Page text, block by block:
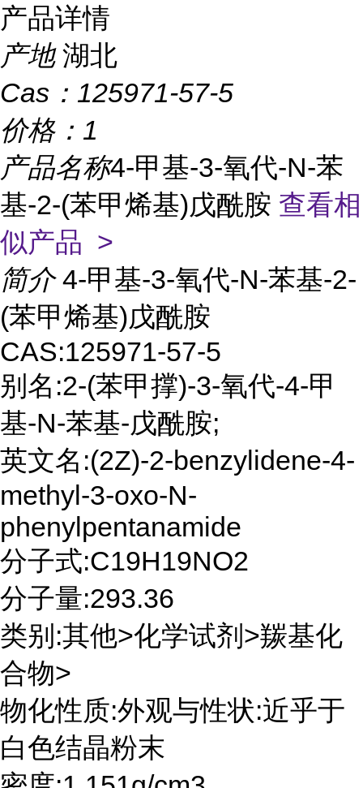
产品详情
产地 湖北
Cas： 125971-57-5
价格： 1
产品名称4-甲基-3-氧代-N-苯
基-2-(苯甲烯基)戊酰胺 查看相
似产品 >
简介 4-甲基-3-氧代-N-苯基-2-
(苯甲烯基)戊酰胺
CAS:125971-57-5
别名:2-(苯甲撑)-3-氧代-4-甲
基-N-苯基-戊酰胺;
英文名:(2Z)-2-benzylidene-4-
methyl-3-oxo-N-
phenylpentanamide
分子式:C19H19NO2
分子量:293.36
类别:其他>化学试剂>羰基化
合物>
物化性质:外观与性状:近乎于
白色结晶粉末